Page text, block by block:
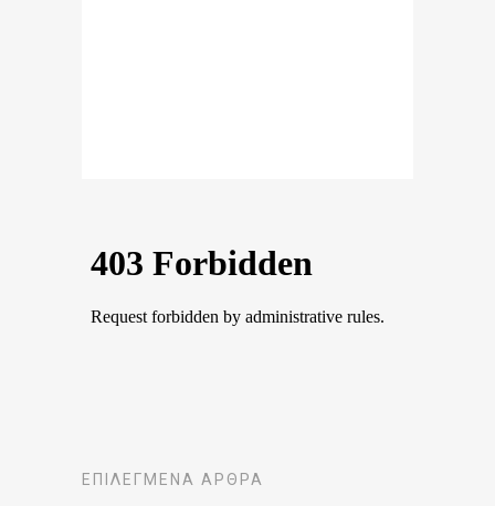
ΕΠΙΛΕΓΜΈΝΑ ΆΡΘΡΑ